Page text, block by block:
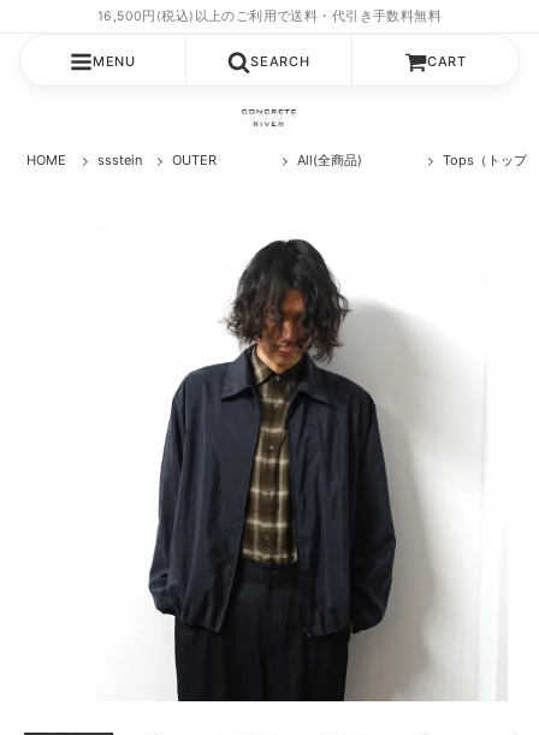
MENU SEARCH CART
HOME ssstein OUTER All(全商品) Tops（トップ